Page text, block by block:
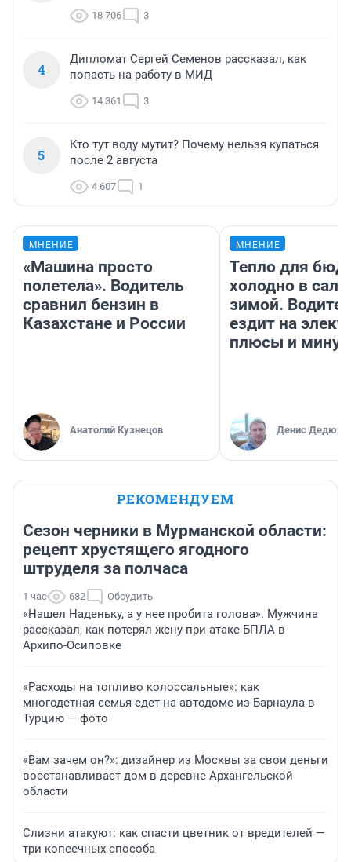
18 706 3
4
Дипломат Сергей Семенов рассказал, как
попасть на работу в МИД
14 361 3
5
Кто тут воду мутит? Почему нельзя купаться
после 2 августа
4 607 1
МНЕНИЕ
«Машина просто
полетела». Водитель
сравнил бензин в
Казахстане и России
Анатолий Кузнецов
МНЕНИЕ
Тепло для
холодно в
зимой.
ездит на
плюсы и
Денис
РЕКОМЕНДУЕМ
Сезон черники в Мурманской области:
рецепт хрустящего ягодного
штруделя за полчаса
1 час 682 Обсудить
«Нашел Наденьку, а у нее пробита голова». Мужчина
рассказал, как потерял жену при атаке БПЛА в
Архипо-Осиповке
«Расходы на топливо колоссальные»: как
многодетная семья едет на автодоме из Барнаула в
Турцию — фото
«Вам зачем он?»: дизайнер из Москвы за свои деньги
восстанавливает дом в деревне Архангельской
области
Слизни атакуют: как спасти цветник от вредителей —
три копеечных способа